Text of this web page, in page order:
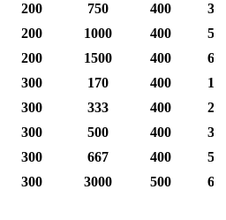
200 750 400
200 1000 400
200 1500 400
300 170 400
300 333 400
300 500 400
300 667 400
300 3000 500